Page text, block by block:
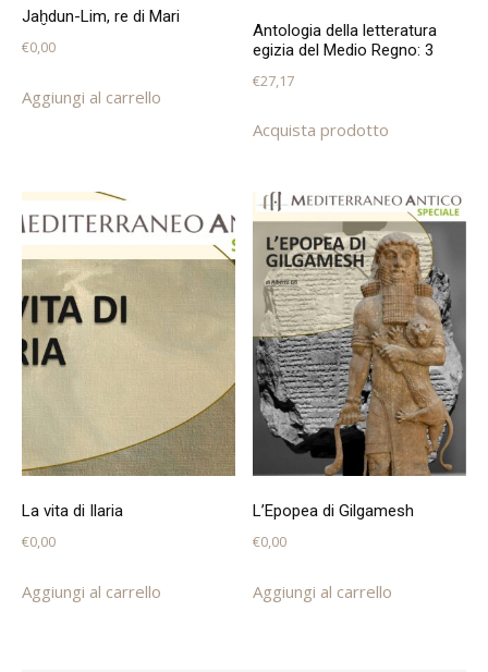
Jaḫdun-Lim, re di Mari
€0,00
Aggiungi al carrello
Antologia della letteratura
egizia del Medio Regno: 3
€27,17
Acquista prodotto
La vita di Ilaria
€0,00
Aggiungi al carrello
L’Epopea di Gilgamesh
€0,00
Aggiungi al carrello